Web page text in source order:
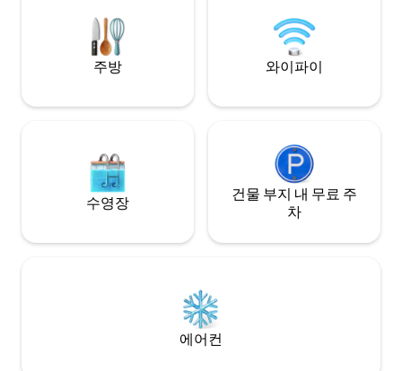
서 50분, 나이로비 중심가에서 70분 거리에
지역 요리를 맛볼
주방 와이파이
수영장
건물 부지 내 무료 주
차
에어컨